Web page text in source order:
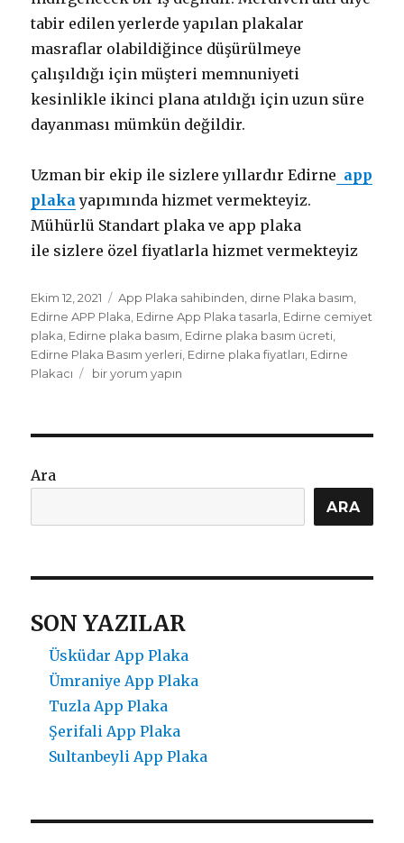
tabir edilen yerlerde yapılan plakalar
masraflar olabildiğince düşürülmeye
çalışıldığı için müşteri memnuniyeti
kesinlikle ikinci plana atıldığı için uzun süre
dayanması mümkün değildir.
Uzman bir ekip ile sizlere yıllardır Edirne app
plakayapımında hizmet vermekteyiz.
Mühürlü Standart plaka ve app plaka
ile sizlere özel fiyatlarla hizmet vermekteyiz
Yayın
tarihi
Ekim 12, 2021 Etiketler
App Plaka sahibinden, dirne Plaka basım,
Edirne APP Plaka, Edirne App Plaka tasarla, Edirne cemiyet
plaka, Edirne plaka basım, Edirne plaka basım ücreti,
Edirne Plaka Basım yerleri, Edirne plaka fiyatları, Edirne
Plakacı
Edirne
bir yorum yapın
Ara
ARA
SON YAZILAR
Üsküdar App Plaka
Ümraniye App Plaka
Tuzla App Plaka
Şerifali App Plaka
Sultanbeyli App Plaka